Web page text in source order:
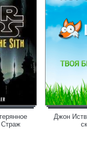
Страж
Джон